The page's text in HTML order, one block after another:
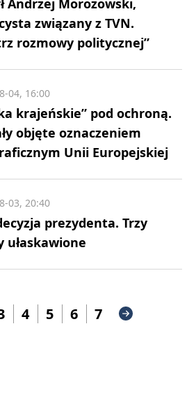
związany z TVN.
rozmowy politycznej”
krajeńskie” pod ochroną.
objęte oznaczeniem
Unii Europejskiej
04, 16:00
prezydenta. Trzy
ułaskawione
03, 20:40
4 5 6 7